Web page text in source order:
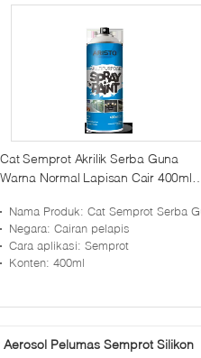
Cat Semprot Akrilik Serba Guna
Warna Normal Lapisan Cair 400ml
Nama Produk: Cat Semprot Serba
Negara: Cairan pelapis
Cara aplikasi: Semprot
Konten: 400ml
Pelumas Semprot Silikon
Kontak Perekat